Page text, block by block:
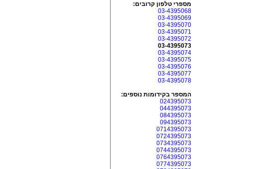
מספרי טלפון קרובים:
03-4395068
03-4395069
03-4395070
03-4395071
03-4395072
03-4395073
03-4395074
03-4395075
03-4395076
03-4395077
03-4395078
המספר בקידומות נוספים:
024395073
044395073
084395073
094395073
0714395073
0724395073
0734395073
0744395073
0764395073
0774395073